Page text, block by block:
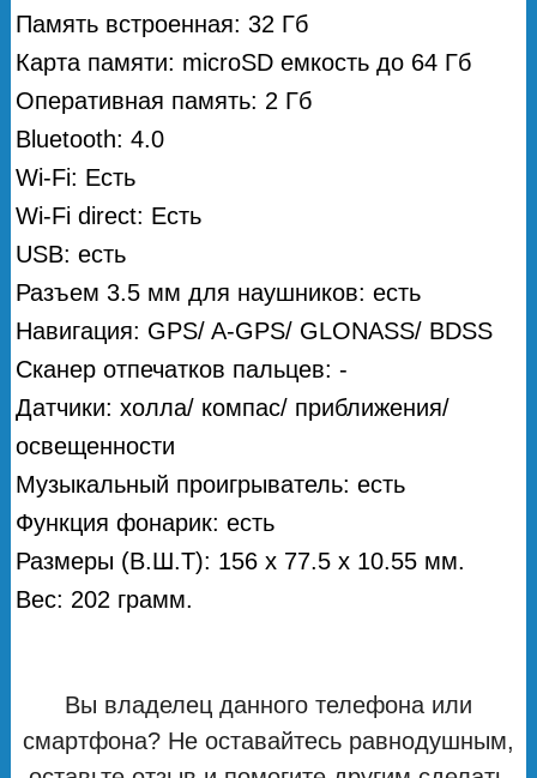
Память встроенная: 32 Гб
Карта памяти: microSD емкость до 64 Гб
Оперативная память: 2 Гб
Bluetooth: 4.0
Wi-Fi: Есть
Wi-Fi direct: Есть
USB: есть
Разъем 3.5 мм для наушников: есть
Навигация: GPS/ A-GPS/ GLONASS/ BDSS
Сканер отпечатков пальцев: -
Датчики: холла/ компас/ приближения/
освещенности
Музыкальный проигрыватель: есть
Функция фонарик: есть
Размеры (В.Ш.Т): 156 x 77.5 x 10.55 мм.
Вес: 202 грамм.
Вы владелец данного телефона или
смартфона? Не оставайтесь равнодушным,